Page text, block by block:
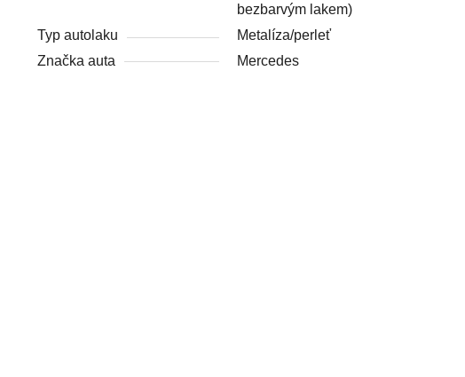
bezbarvým lakem)
Typ autolaku
Metalíza/perleť
Značka auta
Mercedes